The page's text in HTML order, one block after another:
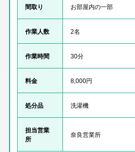
間取り お部屋内の一部
作業人数 2名
作業時間 30分
料金 8,000円
処分品 洗濯機
担当営業
所
奈良営業所